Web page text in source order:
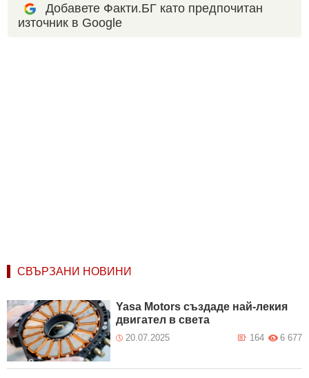
Добавете Факти.БГ като предпочитан
източник в Google
СВЪРЗАНИ НОВИНИ
Yasa Motors създаде най-лекия
двигател в света
20.07.2025 6 677
164